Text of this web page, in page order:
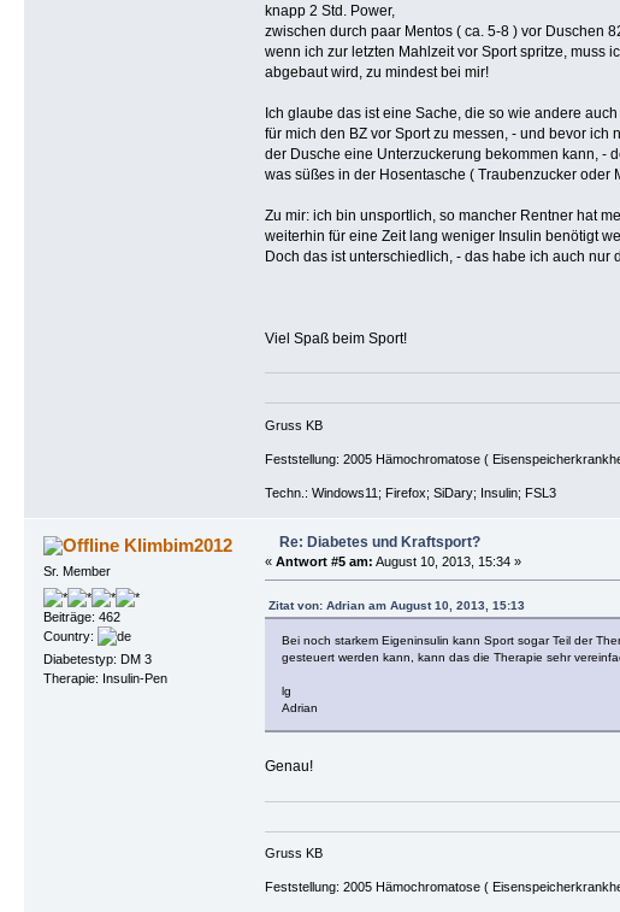
knapp 2 Std. Power,
zwischen durch paar Mentos ( ca. 5-8 ) vor Duschen
wenn ich zur letzten Mahlzeit vor Sport spritze, muss
abgebaut wird, zu mindest bei mir!
Ich glaube das ist eine Sache, die so wie andere
für mich den BZ vor Sport zu messen, - und bevor
der Dusche eine Unterzuckerung bekommen kann, -
was süßes in der Hosentasche ( Traubenzucker oder
Zu mir: ich bin unsportlich, so mancher Rentner hat
weiterhin für eine Zeit lang weniger Insulin benötigt
Doch das ist unterschiedlich, - das habe ich auch nur
Viel Spaß beim Sport!
Gruss KB
Feststellung: 2005 Hämochromatose (
Techn.: Windows11; Firefox; SiDary; Insulin; FSL3
Klimbim2012
Sr. Member
Beiträge: 462
Country:
Diabetestyp: DM 3
Therapie: Insulin-Pen
Re: Diabetes und Kraftsport?
« Antwort #5 am: August 10, 2013, 15:34 »
Zitat von: Adrian am August 10, 2013, 15:13
Bei noch starkem Eigeninsulin kann Sport sogar Teil der
gesteuert werden kann, kann das die Therapie sehr
lg
Adrian
Genau!
Gruss KB
Feststellung: 2005 Hämochromatose (